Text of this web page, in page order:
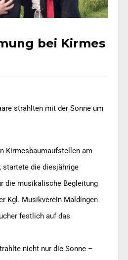
bei Kirmes
strahlten mit der Sonne um
Kirmesbaumaufstellen am
startete die diesjährige
die musikalische Begleitung
Kgl. Musikverein Maldingen
festlich auf das
nicht nur die Sonne –